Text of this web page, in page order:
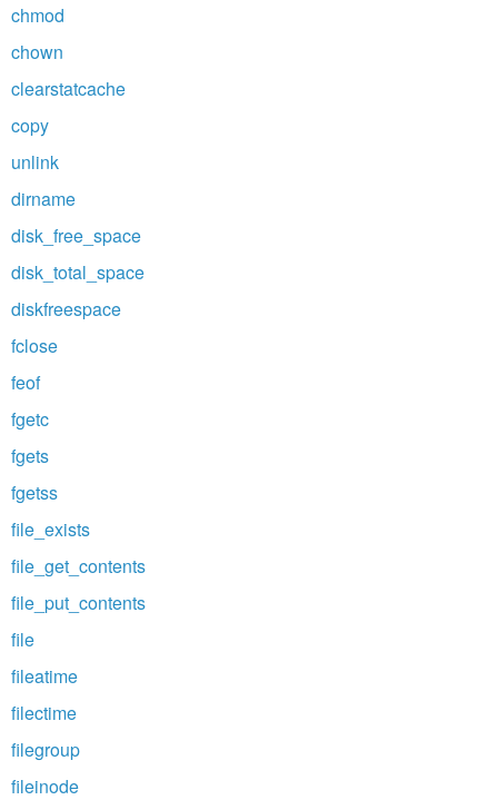
chmod
chown
clearstatcache
copy
unlink
dirname
disk_free_space
disk_total_space
diskfreespace
fclose
feof
fgetc
fgets
fgetss
file_exists
file_get_contents
file_put_contents
file
fileatime
filectime
filegroup
fileinode